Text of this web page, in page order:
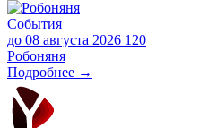
События
до 08 августа 2026 120
Робоняня
Подробнее →